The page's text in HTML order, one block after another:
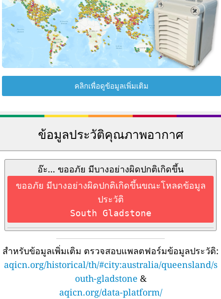
คลิกเพื่อดูข้อมูลเพิ่มเติม
ข้อมูลประวัติคุณภาพอากาศ
อ๊ะ... ขออภัย มีบางอย่างผิดปกติเกิดขึ้น
ขออภัย มีบางอย่างผิดปกติเกิดขึ้นขณะโหลดข้อมูล
ประวัติ
South Gladstone
สำหรับข้อมูลเพิ่มเติม ตรวจสอบแพลตฟอร์มข้อมูลประวัติ:
aqicn.org/historical/th/#city:australia/queensland/s
outh-gladstone &
aqicn.org/data-platform/